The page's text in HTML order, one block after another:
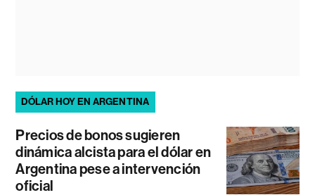
DÓLAR HOY EN ARGENTINA
Precios de bonos sugieren
dinámica alcista para el dólar en
Argentina pese a intervención
oficial